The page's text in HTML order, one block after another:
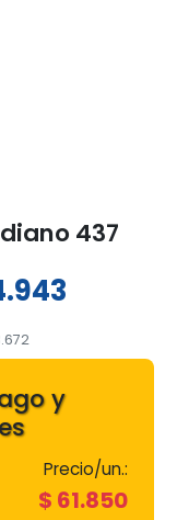
437
y
Precio/un.:
$ 61.850